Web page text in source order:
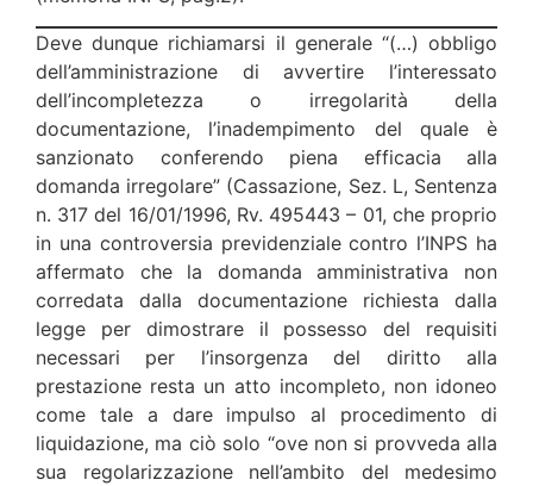
Deve dunque richiamarsi il generale “(…) obbligo
dell’amministrazione di avvertire l’interessato
dell’incompletezza o irregolarità della
documentazione, l’inadempimento del quale è
sanzionato conferendo piena efficacia alla
domanda irregolare” (Cassazione, Sez. L, Sentenza
n. 317 del 16/01/1996, Rv. 495443 – 01, che proprio
in una controversia previdenziale contro l’INPS ha
affermato che la domanda amministrativa non
corredata dalla documentazione richiesta dalla
legge per dimostrare il possesso del requisiti
necessari per l’insorgenza del diritto alla
prestazione resta un atto incompleto, non idoneo
come tale a dare impulso al procedimento di
liquidazione, ma ciò solo “ove non si provveda alla
sua regolarizzazione nell’ambito del medesimo